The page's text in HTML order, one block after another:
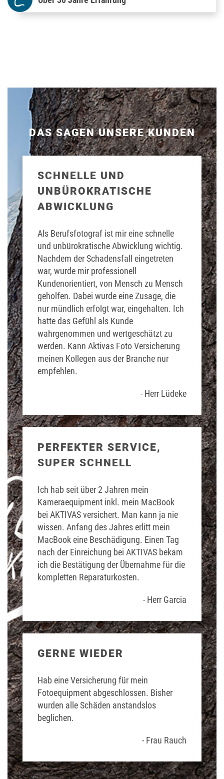
DAS SAGEN UNSERE KUNDEN
SCHNELLE UND
UNBÜROKRATISCHE
ABWICKLUNG
Als Berufsfotograf ist mir eine schnelle
und unbürokratische Abwicklung wichtig.
Nachdem der Schadensfall eingetreten
war, wurde mir professionell
Kundenorientiert, von Mensch zu Mensch
geholfen. Dabei wurde eine Zusage, die
nur mündlich erfolgt war, eingehalten. Ich
hatte das Gefühl als Kunde
wahrgenommen und wertgeschätzt zu
werden. Kann Aktivas Foto Versicherung
meinen Kollegen aus der Branche nur
empfehlen.
- Herr Lüdeke
PERFEKTER SERVICE,
SUPER SCHNELL
Ich hab seit über 2 Jahren mein
Kameraequipment inkl. mein MacBook
bei AKTIVAS versichert. Man kann ja nie
wissen. Anfang des Jahres erlitt mein
MacBook eine Beschädigung. Einen Tag
nach der Einreichung bei AKTIVAS bekam
ich die Bestätigung der Übernahme für die
kompletten Reparaturkosten.
- Herr Garcia
GERNE WIEDER
Hab eine Versicherung für mein
Fotoequipment abgeschlossen. Bisher
wurden alle Schäden anstandslos
beglichen.
- Frau Rauch